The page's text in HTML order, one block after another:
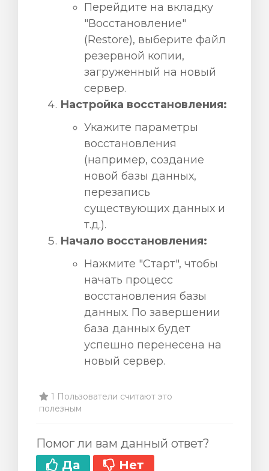
Перейдите на вкладку
"Восстановление"
(Restore), выберите файл
резервной копии,
загруженный на новый
сервер.
Настройка восстановления:
Укажите параметры
восстановления
(например, создание
новой базы данных,
перезапись
существующих данных и
т.д.).
Начало восстановления:
Нажмите "Старт", чтобы
начать процесс
восстановления базы
данных. По завершении
база данных будет
успешно перенесена на
новый сервер.
1 Пользователи считают это
полезным
Помог ли вам данный ответ?
Да
Нет